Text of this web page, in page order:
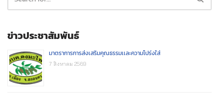
ข่าวประชาสัมพันธ์
มาตราการการส่งเสริมคุณธรรมเเละความโปร่งใส่
7 สิงหาคม 2569